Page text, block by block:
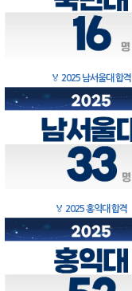
🏅 2025 남서울대 합격
🏅 2025 홍익대 합격